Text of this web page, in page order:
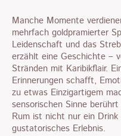
Manche Momente
mehrfach goldpramierter
Leidenschaft und das
erzählt eine Geschichte –
Stränden mit Karibikflair.
Erinnerungen schafft,
zu etwas Einzigartigem
sensorischen Sinne
Rum ist nicht nur ein
gustatorisches Erlebnis.